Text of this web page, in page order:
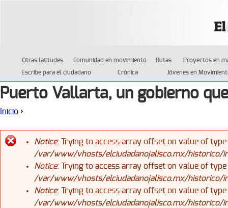
Otras latitudes Comunidad en movimiento Rutas
Proyectos en
Escribe para el ciudadano
Crónica Jóvenes en
Puerto Vallarta, un gobierno
Se encuentra usted aquí
Inicio ›
Mensaje de error
Notice: Trying to access array offset on value of
/var/www/vhosts/elciudadanojalisco.mx/historico/
Notice: Trying to access array offset on value of
/var/www/vhosts/elciudadanojalisco.mx/historico/
Notice: Trying to access array offset on value of
/var/www/vhosts/elciudadanojalisco.mx/historico/